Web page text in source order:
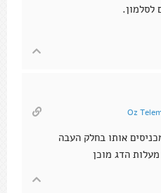
לסלמון.
Oz
אותו בחלק העבה
הדג מוכן